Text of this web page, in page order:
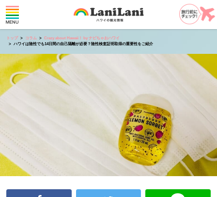
トップ コラム
Crazy about Hawaii！ by ナビちゃおハワイ
ハワイは陰性でも14日間の自己隔離が必要？陰性検査証明取得の重要性をご紹介